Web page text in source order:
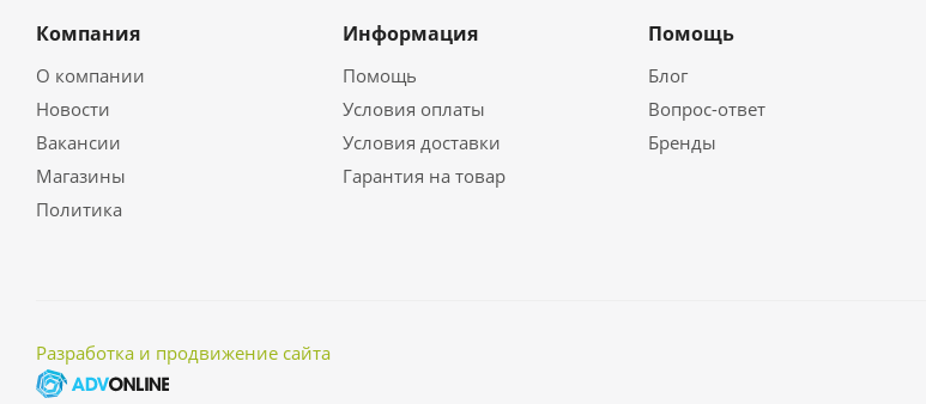
Компания
О компании
Новости
Вакансии
Магазины
Политика
Информация
Помощь
Условия оплаты
Условия доставки
Гарантия на товар
Помощь
Блог
Вопрос-ответ
Бренды
Разработка и продвижение сайта